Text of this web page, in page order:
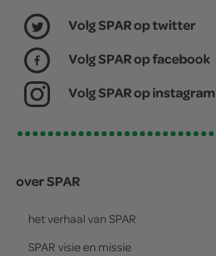
Volg SPAR op twitter
Volg SPAR op facebook
Volg SPAR op instagram
over SPAR
het verhaal van SPAR
SPAR visie en missie